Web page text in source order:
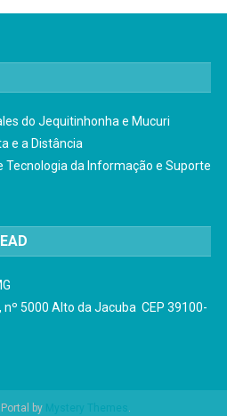
do Jequitinhonha e Mucuri
e a Distância
Tecnologia da Informação e Suporte
nº 5000 Alto da Jacuba CEP 39100-
by Mystery Themes.